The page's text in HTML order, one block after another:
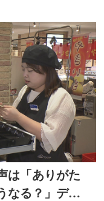
は「ありがた
なる？」デパ